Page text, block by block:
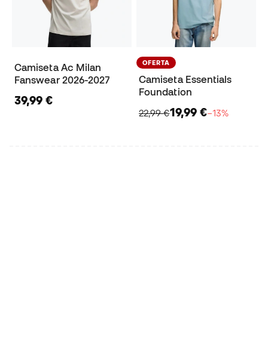
Camiseta Ac Milan
Fanswear 2026-2027
39,99 €
OFERTA
Camiseta Essentials
Foundation
22,99 €19,99 €−13%